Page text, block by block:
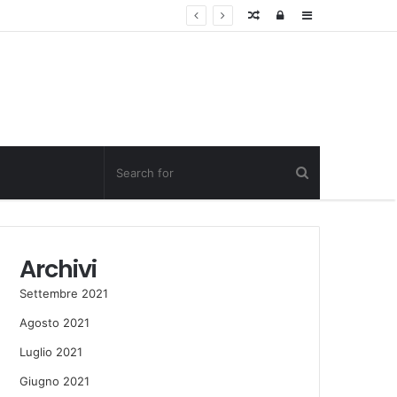
Sidebar
Log
Random
Archivi
Settembre 2021
Agosto 2021
Luglio 2021
Giugno 2021